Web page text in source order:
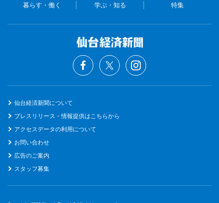
暮らす・働く 学ぶ・知る 特集
仙台経済新聞について
プレスリリース・情報提供はこちらから
アクセスデータの利用について
お問い合わせ
広告のご案内
スタッフ募集